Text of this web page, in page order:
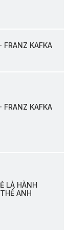
FRANZ KAFKA
FRANZ KAFKA
LÀ HÀNH
ANH